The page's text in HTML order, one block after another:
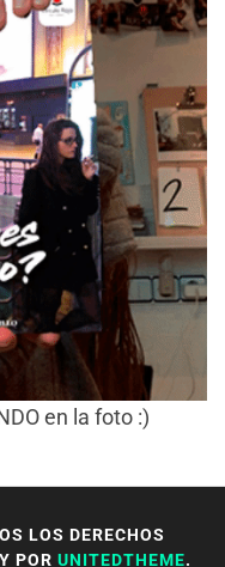
en la foto :)
LOS DERECHOS
POR UNITEDTHEME.